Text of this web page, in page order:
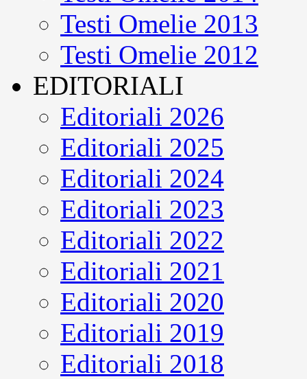
Testi Omelie 2013
Testi Omelie 2012
EDITORIALI
Editoriali 2026
Editoriali 2025
Editoriali 2024
Editoriali 2023
Editoriali 2022
Editoriali 2021
Editoriali 2020
Editoriali 2019
Editoriali 2018